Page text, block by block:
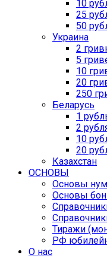
10
25
50
Украина
2
5
10
20
250
Беларусь
1
2
10
20
Казахстан
ОСНОВЫ
Основы
Основы
Тиражи
РФ
О нас